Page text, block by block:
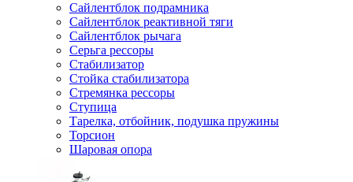
Сайлентблок подрамника
Сайлентблок реактивной тяги
Сайлентблок рычага
Серьга рессоры
Стабилизатор
Стойка стабилизатора
Стремянка рессоры
Ступица
Тарелка, отбойник, подушка пружины
Торсион
Шаровая опора